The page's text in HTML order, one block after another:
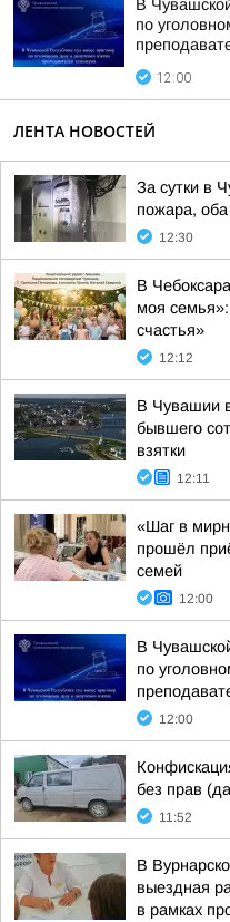
В
по
12:00
ЛЕНТА НОВОСТЕЙ
За сутки в
пожара,
12:30
В
моя
счастья»
12:12
В Чувашии
бывшего
взятки
12:11
«Шаг в
прошёл
семей
12:00
В
по
12:00
без прав
11:52
В
выездная
в рамках